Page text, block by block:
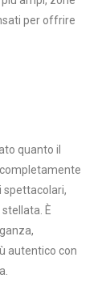
per offrire
quanto il
spettacolari,
È
autentico con